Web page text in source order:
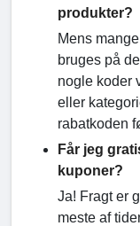
produkter?
Mens
bruges på
nogle koder
eller
rabatkoden
Får jeg
kuponer?
Ja! Fragt er
meste af